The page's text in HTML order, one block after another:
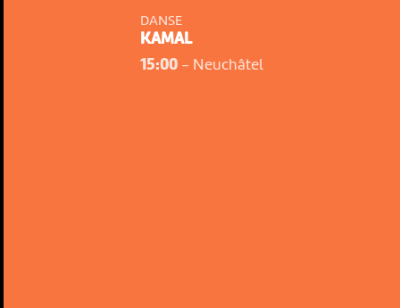
DANSE
KAMAL
15:00- Neuchâtel